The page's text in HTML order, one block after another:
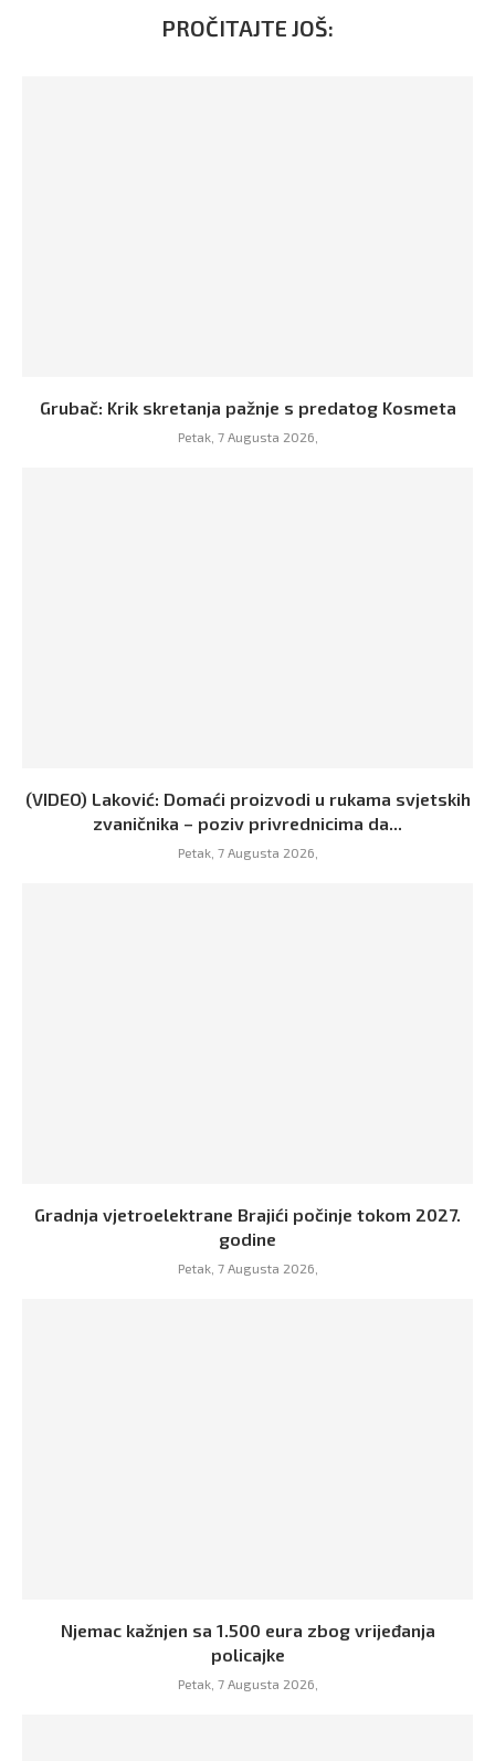
PROČITAJTE JOŠ:
Grubač: Krik skretanja pažnje s predatog Kosmeta
Petak, 7 Augusta 2026,
(VIDEO) Laković: Domaći proizvodi u rukama svjetskih
zvaničnika – poziv privrednicima da...
Petak, 7 Augusta 2026,
Gradnja vjetroelektrane Brajići počinje tokom 2027.
godine
Petak, 7 Augusta 2026,
Njemac kažnjen sa 1.500 eura zbog vrijeđanja
policajke
Petak, 7 Augusta 2026,